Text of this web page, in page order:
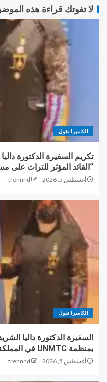
لا تفوتك قراءة هذه
الكاميرا تقول
تكريم السفيرة الدكتورة
“القائد المؤثر للتراث على
أغسطس 5, 2026 trennnd
الكاميرا تقول
السفيرة الدكتورة داليا
بمنظمة UNMTC في المملكة العربية السعودية
أغسطس 5, 2026 trennnd